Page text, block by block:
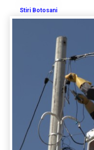
Stiri Botosani